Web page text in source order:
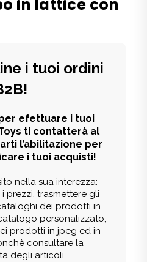
in lattice con
i tuoi ordini
efettuare i tuoi
ti contatterà al
l’abilitazione per
i tuoi acquisti!
nella sua interezza:
prezzi, trasmettere gli
dei prodotti in
personalizzato,
prodotti in jpeg ed in
consultare la
degli articoli.